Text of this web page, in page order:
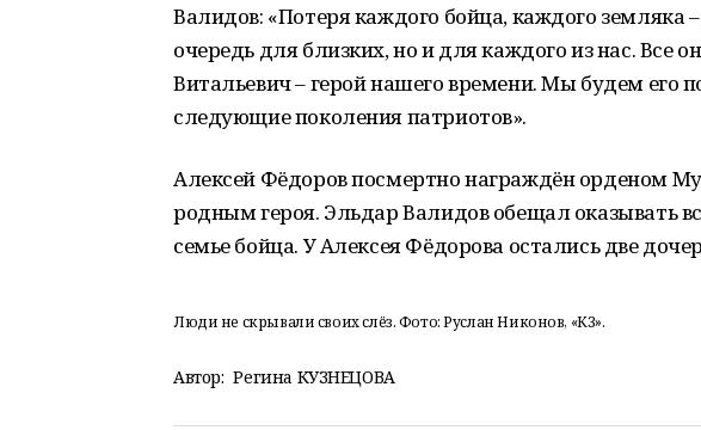
Валидов: «Потеря каждого бойца, каждого земляка
очередь для близких, но и для каждого из нас. Все
Витальевич – герой нашего времени. Мы будем его
следующие поколения патриотов».
Алексей Фёдоров посмертно награждён орденом
родным героя. Эльдар Валидов обещал оказывать
семье бойца. У Алексея Фёдорова остались две
Люди не скрывали своих слёз. Фото: Руслан Никонов, «КЗ».
Автор: Регина КУЗНЕЦОВА